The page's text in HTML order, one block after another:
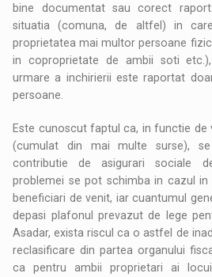
bine documentat sau corect
situatia (comuna, de altfel) in
proprietatea mai multor persoane
in coproprietate de ambii soti
urmare a inchirierii este raportat
persoane.
Este cunoscut faptul ca, in functie de
(cumulat din mai multe surse),
contributie de asigurari sociale
problemei se pot schimba in cazul
beneficiari de venit, iar cuantumul
depasi plafonul prevazut de lege
Asadar, exista riscul ca o astfel de
reclasificare din partea organului
ca pentru ambii proprietari ai